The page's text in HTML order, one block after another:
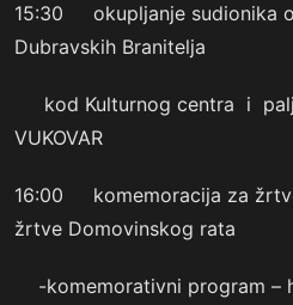
15:30 okupljanje sudionika
Dubravskih Branitelja
kod Kulturnog centra i
VUKOVAR
16:00 komemoracija za
žrtve Domovinskog rata
-komemorativni program –